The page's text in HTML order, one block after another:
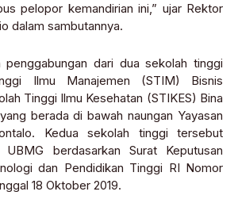
pelopor kemandirian ini,” ujar Rektor
dalam sambutannya.
penggabungan dari dua sekolah tinggi
Ilmu Manajemen (STIM) Bisnis
Tinggi Ilmu Kesehatan (STIKES) Bina
berada di bawah naungan Yayasan
Kedua sekolah tinggi tersebut
berdasarkan Surat Keputusan
dan Pendidikan Tinggi RI Nomor
18 Oktober 2019.